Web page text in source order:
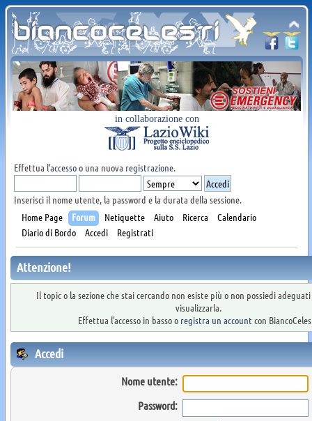
in collaborazione con
Effettua l'accessoo una nuova registrazione.
Inserisci il nome utente, la password e la durata della sessione.
Home Page
Forum Netiquette Aiuto Ricerca
Calendario
Diario di Bordo
Accedi Registrati
Attenzione!
Il topic o la sezione che stai cercando non esiste più o non possiedi
visualizzarla.
Effettua l'accesso in basso o registra un account con
Accedi
Nome utente:
Password: